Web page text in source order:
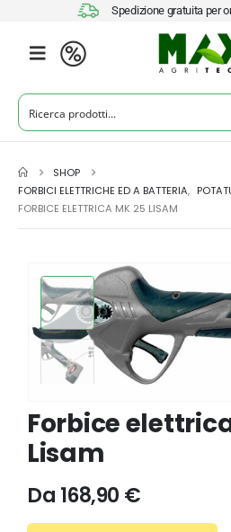
Spedizione gratuita per
SHOP
FORBICI ELETTRICHE ED A BATTERIA,
FORBICE ELETTRICA MK 25 LISAM
Forbice
Lisam
Da 168,90 €